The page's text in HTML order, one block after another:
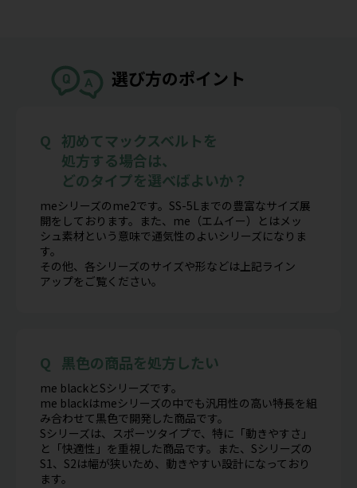
選び方のポイント
初めてマックスベルトを
処方する場合は、
どのタイプを選べばよいか？
meシリーズのme2です。SS-5Lまでの豊富なサイズ展
開をしております。また、me（エムイー）とはメッ
シュ素材という意味で通気性のよいシリーズになりま
す。
その他、各シリーズのサイズや形などは上記ライン
アップをご覧ください。
黒色の商品を処方したい
me blackとSシリーズです。
me blackはmeシリーズの中でも汎用性の高い特長を組
み合わせて黒色で開発した商品です。
Sシリーズは、スポーツタイプで、特に「動きやすさ」
と「快適性」を重視した商品です。また、Sシリーズの
S1、S2は幅が狭いため、動きやすい設計になっており
ます。